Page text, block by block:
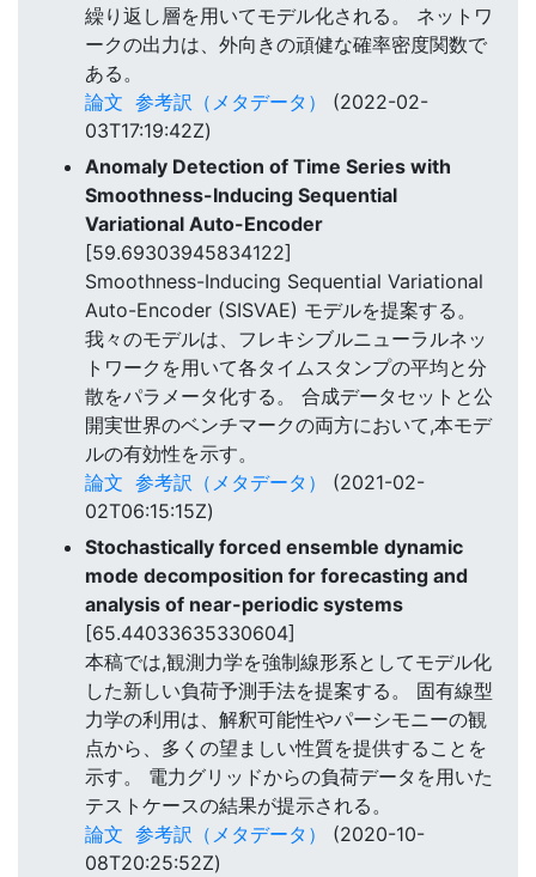
繰り返し層を用いてモデル化される。 ネットワ
ークの出力は、外向きの頑健な確率密度関数で
ある。
論文 参考訳（メタデータ）
(2022-02-
03T17:19:42Z)
Anomaly Detection of Time Series with
Smoothness-Inducing Sequential
Variational Auto-Encoder
[59.69303945834122]
Smoothness-Inducing Sequential Variational
Auto-Encoder (SISVAE) モデルを提案する。
我々のモデルは、フレキシブルニューラルネッ
トワークを用いて各タイムスタンプの平均と分
散をパラメータ化する。 合成データセットと公
開実世界のベンチマークの両方において,本モデ
ルの有効性を示す。
論文 参考訳（メタデータ）
(2021-02-
02T06:15:15Z)
Stochastically forced ensemble dynamic
mode decomposition for forecasting and
analysis of near-periodic systems
[65.44033635330604]
本稿では,観測力学を強制線形系としてモデル化
した新しい負荷予測手法を提案する。 固有線型
力学の利用は、解釈可能性やパーシモニーの観
点から、多くの望ましい性質を提供することを
示す。 電力グリッドからの負荷データを用いた
テストケースの結果が提示される。
論文 参考訳（メタデータ）
(2020-10-
08T20:25:52Z)